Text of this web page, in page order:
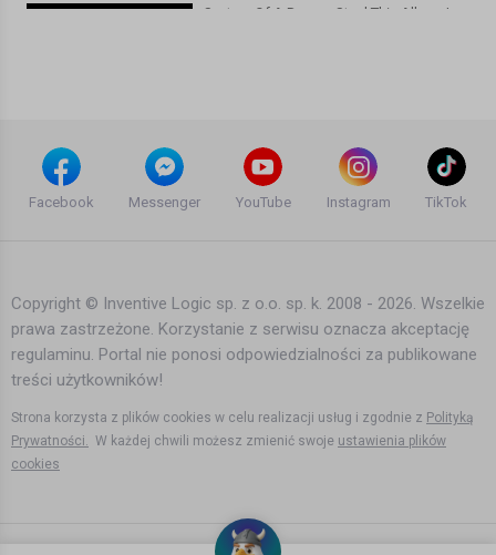
System Of A Down - Steal This Album !
Oslo: The Journey to Car-free
Magdalena Mezgier
System Of A Down - B.Y.O.B.
jarek Dalecki
Eurovision Second Semi-Final
Agata Dymna
Facebook Messenger YouTube Instagram TikTok
Copyright © Inventive Logic sp. z o.o. sp. k. 2008 - 2026. Wszelkie
prawa zastrzeżone. Korzystanie z serwisu oznacza akceptację
regulaminu. Portal nie ponosi odpowiedzialności za publikowane
treści użytkowników!
Strona korzysta z plików cookies w celu realizacji usług i zgodnie z Polityką
Prywatności.
W każdej chwili możesz zmienić swoje ustawienia plików
cookies